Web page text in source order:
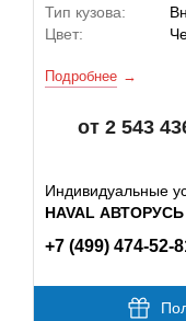
Тип кузова:
Цвет:
Подробнее
от 2 543
Индивидуальные
HAVAL
+7 (499) 474-52-